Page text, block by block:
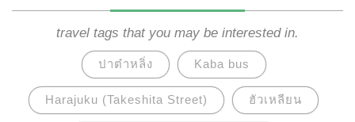
travel tags that you may be interested in.
ปาต๋าหลิ่ง Kaba bus
Harajuku (Takeshita Street) ฮัวเหลียน